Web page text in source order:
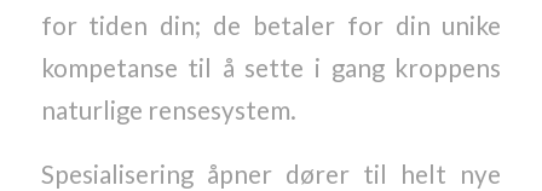
for tiden din; de betaler for din unike
kompetanse til å sette i gang kroppens
naturlige rensesystem.
Spesialisering åpner dører til helt nye